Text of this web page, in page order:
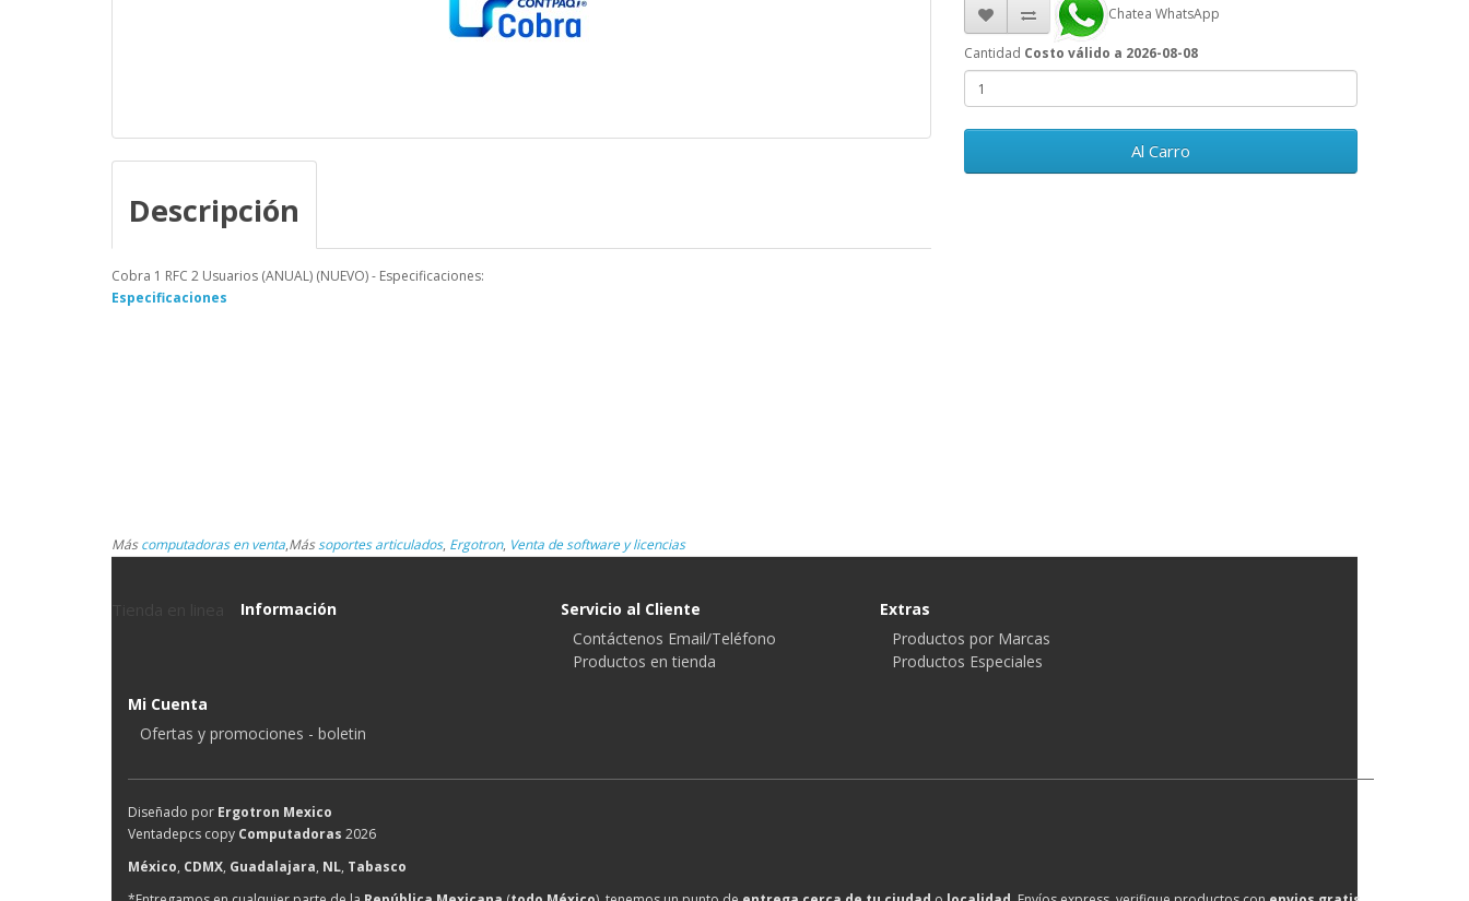
Descripción
Cobra 1 RFC 2 Usuarios (ANUAL) (NUEVO) - Especificaciones:
Chatea WhatsApp
Cantidad Costo válido a 2026-08-08
Al Carro
Especificaciones
Máscomputadoras en venta,Mássoportes articulados, Ergotron, Venta de software y licencias
Información
Servicio al Cliente
Contáctenos Email/Teléfono
Productos en tienda
Extras
Productos por Marcas
Productos Especiales
Mi Cuenta
Ofertas y promociones - boletin
Diseñado por Ergotron Mexico
Ventadepcs copy Computadoras 2026
México, CDMX, Guadalajara, NL, Tabasco